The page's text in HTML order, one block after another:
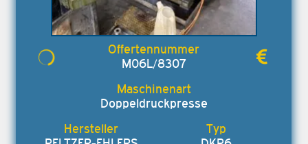
M06L/8307
Doppeldruckpresse